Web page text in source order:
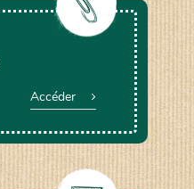
Accéder